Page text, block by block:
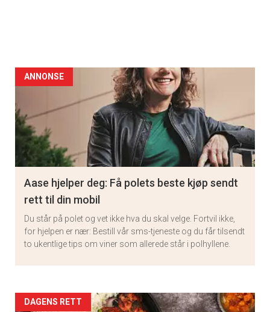
ANNONSE
Aase hjelper deg: Få polets beste kjøp sendt
rett til din mobil
Du står på polet og vet ikke hva du skal velge. Fortvil ikke,
for hjelpen er nær: Bestill vår sms-tjeneste og du får tilsendt
to ukentlige tips om viner som allerede står i polhyllene.
Artikler
DAGENS RETT